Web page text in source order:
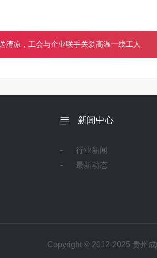
清凉，工会与企业联手关爱高温一线工人
新闻中心
行业新闻
最新动态
Copyright © 2012-2025 贵州